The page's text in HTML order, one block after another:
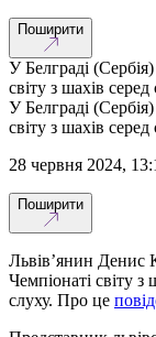
Поширити
У Белграді
світу з шахів
У Белграді
світу з шахів
28 червня 2024,
Поширити
Львів’янин Денис
Чемпіонаті світу
слуху. Про це